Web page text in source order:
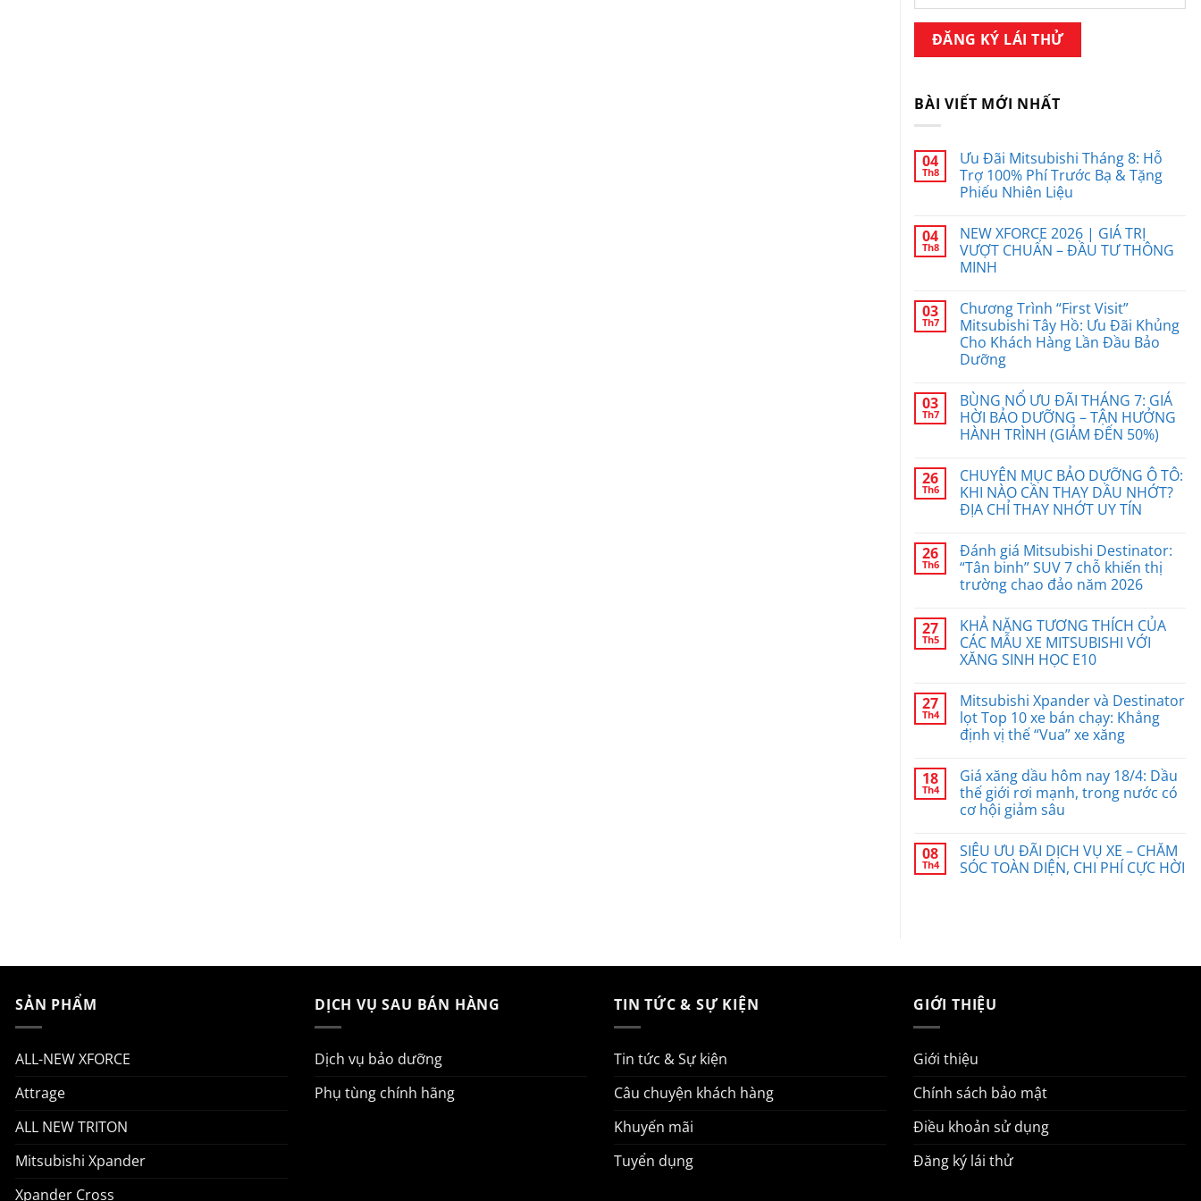
BÀI VIẾT MỚI NHẤT
04
Th8
Ưu Đãi Mitsubishi Tháng 8: Hỗ
Trợ 100% Phí Trước Bạ & Tặng
Phiếu Nhiên Liệu
04
Th8
NEW XFORCE 2026 | GIÁ TRỊ
VƯỢT CHUẨN – ĐẦU TƯ THÔNG
MINH
03
Th7
Chương Trình “First Visit”
Mitsubishi Tây Hồ: Ưu Đãi Khủng
Cho Khách Hàng Lần Đầu Bảo
Dưỡng
03
Th7
BÙNG NỔ ƯU ĐÃI THÁNG 7: GIÁ
HỜI BẢO DƯỠNG – TẬN HƯỞNG
HÀNH TRÌNH (GIẢM ĐẾN 50%)
26
Th6
CHUYÊN MỤC BẢO DƯỠNG Ô TÔ:
KHI NÀO CẦN THAY DẦU NHỚT?
ĐỊA CHỈ THAY NHỚT UY TÍN
26
Th6
Đánh giá Mitsubishi Destinator:
“Tân binh” SUV 7 chỗ khiến thị
trường chao đảo năm 2026
27
Th5
KHẢ NĂNG TƯƠNG THÍCH CỦA
CÁC MẪU XE MITSUBISHI VỚI
XĂNG SINH HỌC E10
27
Th4
Mitsubishi Xpander và Destinator
lọt Top 10 xe bán chạy: Khẳng
định vị thế “Vua” xe xăng
18
Th4
Giá xăng dầu hôm nay 18/4: Dầu
thế giới rơi mạnh, trong nước có
cơ hội giảm sâu
08
Th4
SIÊU ƯU ĐÃI DỊCH VỤ XE – CHĂM
SÓC TOÀN DIỆN, CHI PHÍ CỰC HỜI
SẢN PHẨM
ALL-NEW XFORCE
Attrage
ALL NEW TRITON
Mitsubishi Xpander
Xpander Cross
DỊCH VỤ SAU BÁN HÀNG
Dịch vụ bảo dưỡng
Phụ tùng chính hãng
TIN TỨC & SỰ KIỆN
Tin tức & Sự kiện
Câu chuyện khách hàng
Khuyến mãi
Tuyển dụng
GIỚI THIỆU
Giới thiệu
Chính sách bảo mật
Điều khoản sử dụng
Đăng ký lái thử